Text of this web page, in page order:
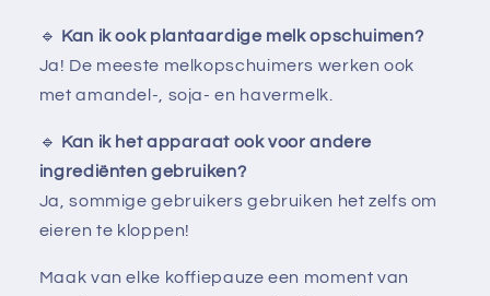
🔹 Kan ik ook plantaardige melk opschuimen?
Ja! De meeste melkopschuimers werken ook
met amandel-, soja- en havermelk.
🔹 Kan ik het apparaat ook voor andere
ingrediënten gebruiken?
Ja, sommige gebruikers gebruiken het zelfs om
eieren te kloppen!
Maak van elke koffiepauze een moment van